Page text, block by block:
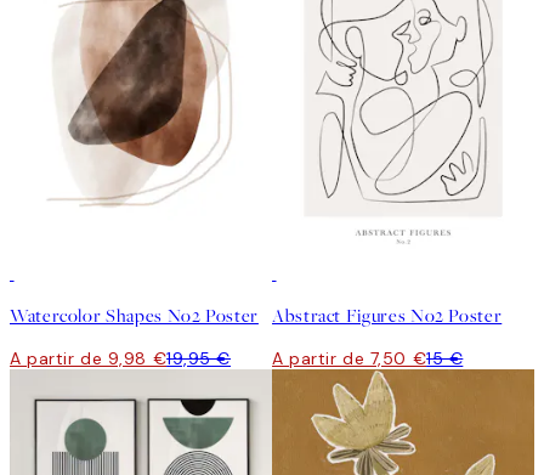
Watercolor Shapes No2 Poster
A partir de 9,98 €19,95 €
Abstract Figures No2 Poster
A partir de 7,50 €15 €